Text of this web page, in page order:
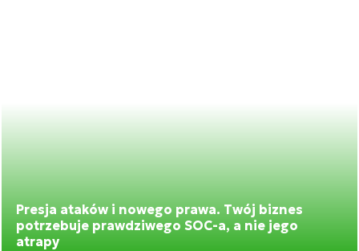
Presja ataków i nowego prawa. Twój biznes
potrzebuje prawdziwego SOC-a, a nie jego
atrapy